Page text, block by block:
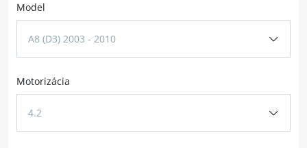
Model
A8 (D3) 2003 - 2010
Motorizácia
4.2